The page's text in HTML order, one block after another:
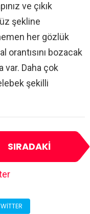
ve çıkık
şekline
her gözlük
orantısını bozacak
var. Daha çok
şekilli
SIRADAKI